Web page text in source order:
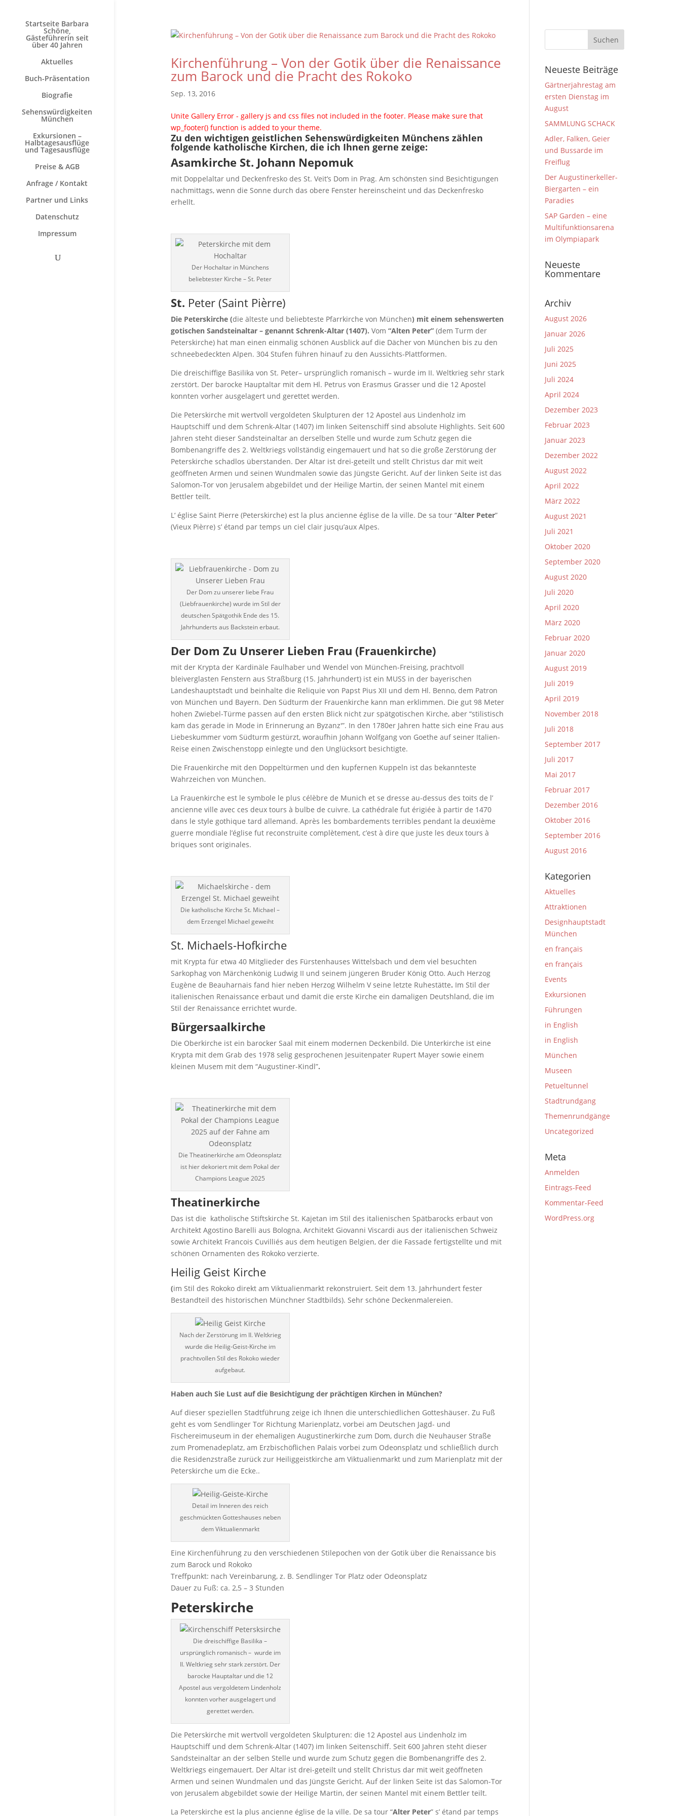
Startseite Barbara
Schöne,
Gästeführerin seit
über 40 Jahren
Aktuelles
Buch-Präsentation
Biografie
Sehenswürdigkeiten
München
Exkursionen –
Halbtagesausflüge
und Tagesausflüge
Preise & AGB
Anfrage / Kontakt
Partner und Links
Datenschutz
Impressum
Kirchenführung – Von der Gotik über die Renaissance
zum Barock und die Pracht des Rokoko
Sep. 13, 2016
Unite Gallery Error - gallery js and css files not included in the footer. Please make sure that
wp_footer() function is added to your theme.
Zu den wichtigen geistlichen Sehenswürdigkeiten Münchens zählen
folgende katholische Kirchen, die ich Ihnen gerne zeige:
Asamkirche St. Johann Nepomuk
mit Doppelaltar und Deckenfresko des St. Veit’s Dom in Prag. Am schönsten sind Besichtigungen
nachmittags, wenn die Sonne durch das obere Fenster hereinscheint und das Deckenfresko
erhellt.
Der Hochaltar in Münchens
beliebtester Kirche – St. Peter
St. Peter (Saint Pièrre)
Die Peterskirche (die älteste und beliebteste Pfarrkirche von München) mit einem sehenswerten
gotischen Sandsteinaltar – genannt Schrenk-Altar (1407). Vom “Alten Peter” (dem Turm der
Peterskirche) hat man einen einmalig schönen Ausblick auf die Dächer von München bis zu den
schneebedeckten Alpen. 304 Stufen führen hinauf zu den Aussichts-Plattformen.
Die dreischiffige Basilika von St. Peter– ursprünglich romanisch – wurde im II. Weltkrieg sehr stark
zerstört. Der barocke Hauptaltar mit dem Hl. Petrus von Erasmus Grasser und die 12 Apostel
konnten vorher ausgelagert und gerettet werden.
Die Peterskirche mit wertvoll vergoldeten Skulpturen der 12 Apostel aus Lindenholz im
Hauptschiff und dem Schrenk-Altar (1407) im linken Seitenschiff sind absolute Highlights. Seit 600
Jahren steht dieser Sandsteinaltar an derselben Stelle und wurde zum Schutz gegen die
Bombenangriffe des 2. Weltkriegs vollständig eingemauert und hat so die große Zerstörung der
Peterskirche schadlos überstanden. Der Altar ist drei-geteilt und stellt Christus dar mit weit
geöffneten Armen und seinen Wundmalen sowie das Jüngste Gericht. Auf der linken Seite ist das
Salomon-Tor von Jerusalem abgebildet und der Heilige Martin, der seinen Mantel mit einem
Bettler teilt.
L‘ église Saint Pierre (Peterskirche) est la plus ancienne église de la ville. De sa tour “Alter Peter”
(Vieux Pièrre) s’ étand par temps un ciel clair jusqu’aux Alpes.
Der Dom zu unserer liebe Frau
(Liebfrauenkirche) wurde im Stil der
deutschen Spätgothik Ende des 15.
Jahrhunderts aus Backstein erbaut.
Der Dom Zu Unserer Lieben Frau (Frauenkirche)
mit der Krypta der Kardinäle Faulhaber und Wendel von München-Freising, prachtvoll
bleiverglasten Fenstern aus Straßburg (15. Jahrhundert) ist ein MUSS in der bayerischen
Landeshauptstadt und beinhalte die Reliquie von Papst Pius XII und dem Hl. Benno, dem Patron
von München und Bayern. Den Südturm der Frauenkirche kann man erklimmen. Die gut 98 Meter
hohen Zwiebel-Türme passen auf den ersten Blick nicht zur spätgotischen Kirche, aber “stilistisch
kam das gerade in Mode in Erinnerung an Byzanz'”. In den 1780er Jahren hatte sich eine Frau aus
Liebeskummer vom Südturm gestürzt, woraufhin Johann Wolfgang von Goethe auf seiner Italien-
Reise einen Zwischenstopp einlegte und den Unglücksort besichtigte.
Die Frauenkirche mit den Doppeltürmen und den kupfernen Kuppeln ist das bekannteste
Wahrzeichen von München.
La Frauenkirche est le symbole le plus célèbre de Munich et se dresse au-dessus des toits de l’
ancienne ville avec ces deux tours à bulbe de cuivre. La cathédrale fut érigiée à partir de 1470
dans le style gothique tard allemand. Après les bombardements terribles pendant la deuxième
guerre mondiale l’église fut reconstruite complètement, c’est à dire que juste les deux tours à
briques sont originales.
Die katholische Kirche St. Michael –
dem Erzengel Michael geweiht
St. Michaels-Hofkirche
mit Krypta für etwa 40 Mitglieder des Fürstenhauses Wittelsbach und dem viel besuchten
Sarkophag von Märchenkönig Ludwig II und seinem jüngeren Bruder König Otto. Auch Herzog
Eugène de Beauharnais fand hier neben Herzog Wilhelm V seine letzte Ruhestätte. Im Stil der
italienischen Renaissance erbaut und damit die erste Kirche ein damaligen Deutshland, die im
Stil der Renaissance errichtet wurde.
Bürgersaalkirche
Die Oberkirche ist ein barocker Saal mit einem modernen Deckenbild. Die Unterkirche ist eine
Krypta mit dem Grab des 1978 selig gesprochenen Jesuitenpater Rupert Mayer sowie einem
kleinen Musem mit dem “Augustiner-Kindl”.
Die Theatinerkirche am Odeonsplatz
ist hier dekoriert mit dem Pokal der
Champions League 2025
Theatinerkirche
Das ist die katholische Stiftskirche St. Kajetan im Stil des italienischen Spätbarocks erbaut von
Architekt Agostino Barelli aus Bologna, Architekt Giovanni Viscardi aus der italienischen Schweiz
sowie Architekt Francois Cuvilliés aus dem heutigen Belgien, der die Fassade fertigstellte und mit
schönen Ornamenten des Rokoko verzierte.
Heilig Geist Kirche
(im Stil des Rokoko direkt am Viktualienmarkt rekonstruiert. Seit dem 13. Jahrhundert fester
Bestandteil des historischen Münchner Stadtbilds). Sehr schöne Deckenmalereien.
Nach der Zerstörung im II. Weltkrieg
wurde die Heilig-Geist-Kirche im
prachtvollen Stil des Rokoko wieder
aufgebaut.
Haben auch Sie Lust auf die Besichtigung der prächtigen Kirchen in München?
Auf dieser speziellen Stadtführung zeige ich Ihnen die unterschiedlichen Gotteshäuser. Zu Fuß
geht es vom Sendlinger Tor Richtung Marienplatz, vorbei am Deutschen Jagd- und
Fischereimuseum in der ehemaligen Augustinerkirche zum Dom, durch die Neuhauser Straße
zum Promenadeplatz, am Erzbischöflichen Palais vorbei zum Odeonsplatz und schließlich durch
die Residenzstraße zurück zur Heiliggeistkirche am Viktualienmarkt und zum Marienplatz mit der
Peterskirche um die Ecke..
Detail im Inneren des reich
geschmückten Gotteshauses neben
dem Viktualienmarkt
Eine Kirchenführung zu den verschiedenen Stilepochen von der Gotik über die Renaissance bis
zum Barock und Rokoko
Treffpunkt: nach Vereinbarung, z. B. Sendlinger Tor Platz oder Odeonsplatz
Dauer zu Fuß: ca. 2,5 – 3 Stunden
Peterskirche
Die dreischiffige Basilika –
ursprünglich romanisch – wurde im
II. Weltkrieg sehr stark zerstört. Der
barocke Hauptaltar und die 12
Apostel aus vergoldetem Lindenholz
konnten vorher ausgelagert und
gerettet werden.
Die Peterskirche mit wertvoll vergoldeten Skulpturen: die 12 Apostel aus Lindenholz im
Hauptschiff und dem Schrenk-Altar (1407) im linken Seitenschiff. Seit 600 Jahren steht dieser
Sandsteinaltar an der selben Stelle und wurde zum Schutz gegen die Bombenangriffe des 2.
Weltkriegs eingemauert. Der Altar ist drei-geteilt und stellt Christus dar mit weit geöffneten
Armen und seinen Wundmalen und das Jüngste Gericht. Auf der linken Seite ist das Salomon-Tor
von Jerusalem abgebildet sowie der Heilige Martin, der seinen Mantel mit einem Bettler teilt.
La Peterskirche est la plus ancienne église de la ville. De sa tour “Alter Peter” s’ étand par temps
Neueste Beiträge
Gärtnerjahrestag am
ersten Dienstag im
August
SAMMLUNG SCHACK
Adler, Falken, Geier
und Bussarde im
Freiflug
Der Augustinerkeller-
Biergarten – ein
Paradies
SAP Garden – eine
Multifunktionsarena
im Olympiapark
Neueste
Kommentare
Archiv
August 2026
Januar 2026
Juli 2025
Juni 2025
Juli 2024
April 2024
Dezember 2023
Februar 2023
Januar 2023
Dezember 2022
August 2022
April 2022
März 2022
August 2021
Juli 2021
Oktober 2020
September 2020
August 2020
Juli 2020
April 2020
März 2020
Februar 2020
Januar 2020
August 2019
Juli 2019
April 2019
November 2018
Juli 2018
September 2017
Juli 2017
Mai 2017
Februar 2017
Dezember 2016
Oktober 2016
September 2016
August 2016
Kategorien
Aktuelles
Attraktionen
Designhauptstadt
München
en français
en français
Events
Exkursionen
Führungen
in English
in English
München
Museen
Petueltunnel
Stadtrundgang
Themenrundgänge
Uncategorized
Meta
Anmelden
Eintrags-Feed
Kommentar-Feed
WordPress.org